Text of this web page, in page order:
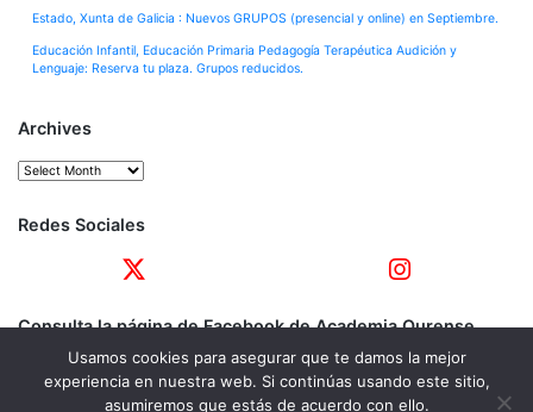
Estado, Xunta de Galicia : Nuevos GRUPOS (presencial y online) en Septiembre.
Educación Infantil, Educación Primaria Pedagogía Terapéutica Audición y
Lenguaje: Reserva tu plaza. Grupos reducidos.
Archives
Archives
Redes Sociales
Consulta la página de Facebook de Academia Ourense
Usamos cookies para asegurar que te damos la mejor
experiencia en nuestra web. Si continúas usando este sitio,
asumiremos que estás de acuerdo con ello.